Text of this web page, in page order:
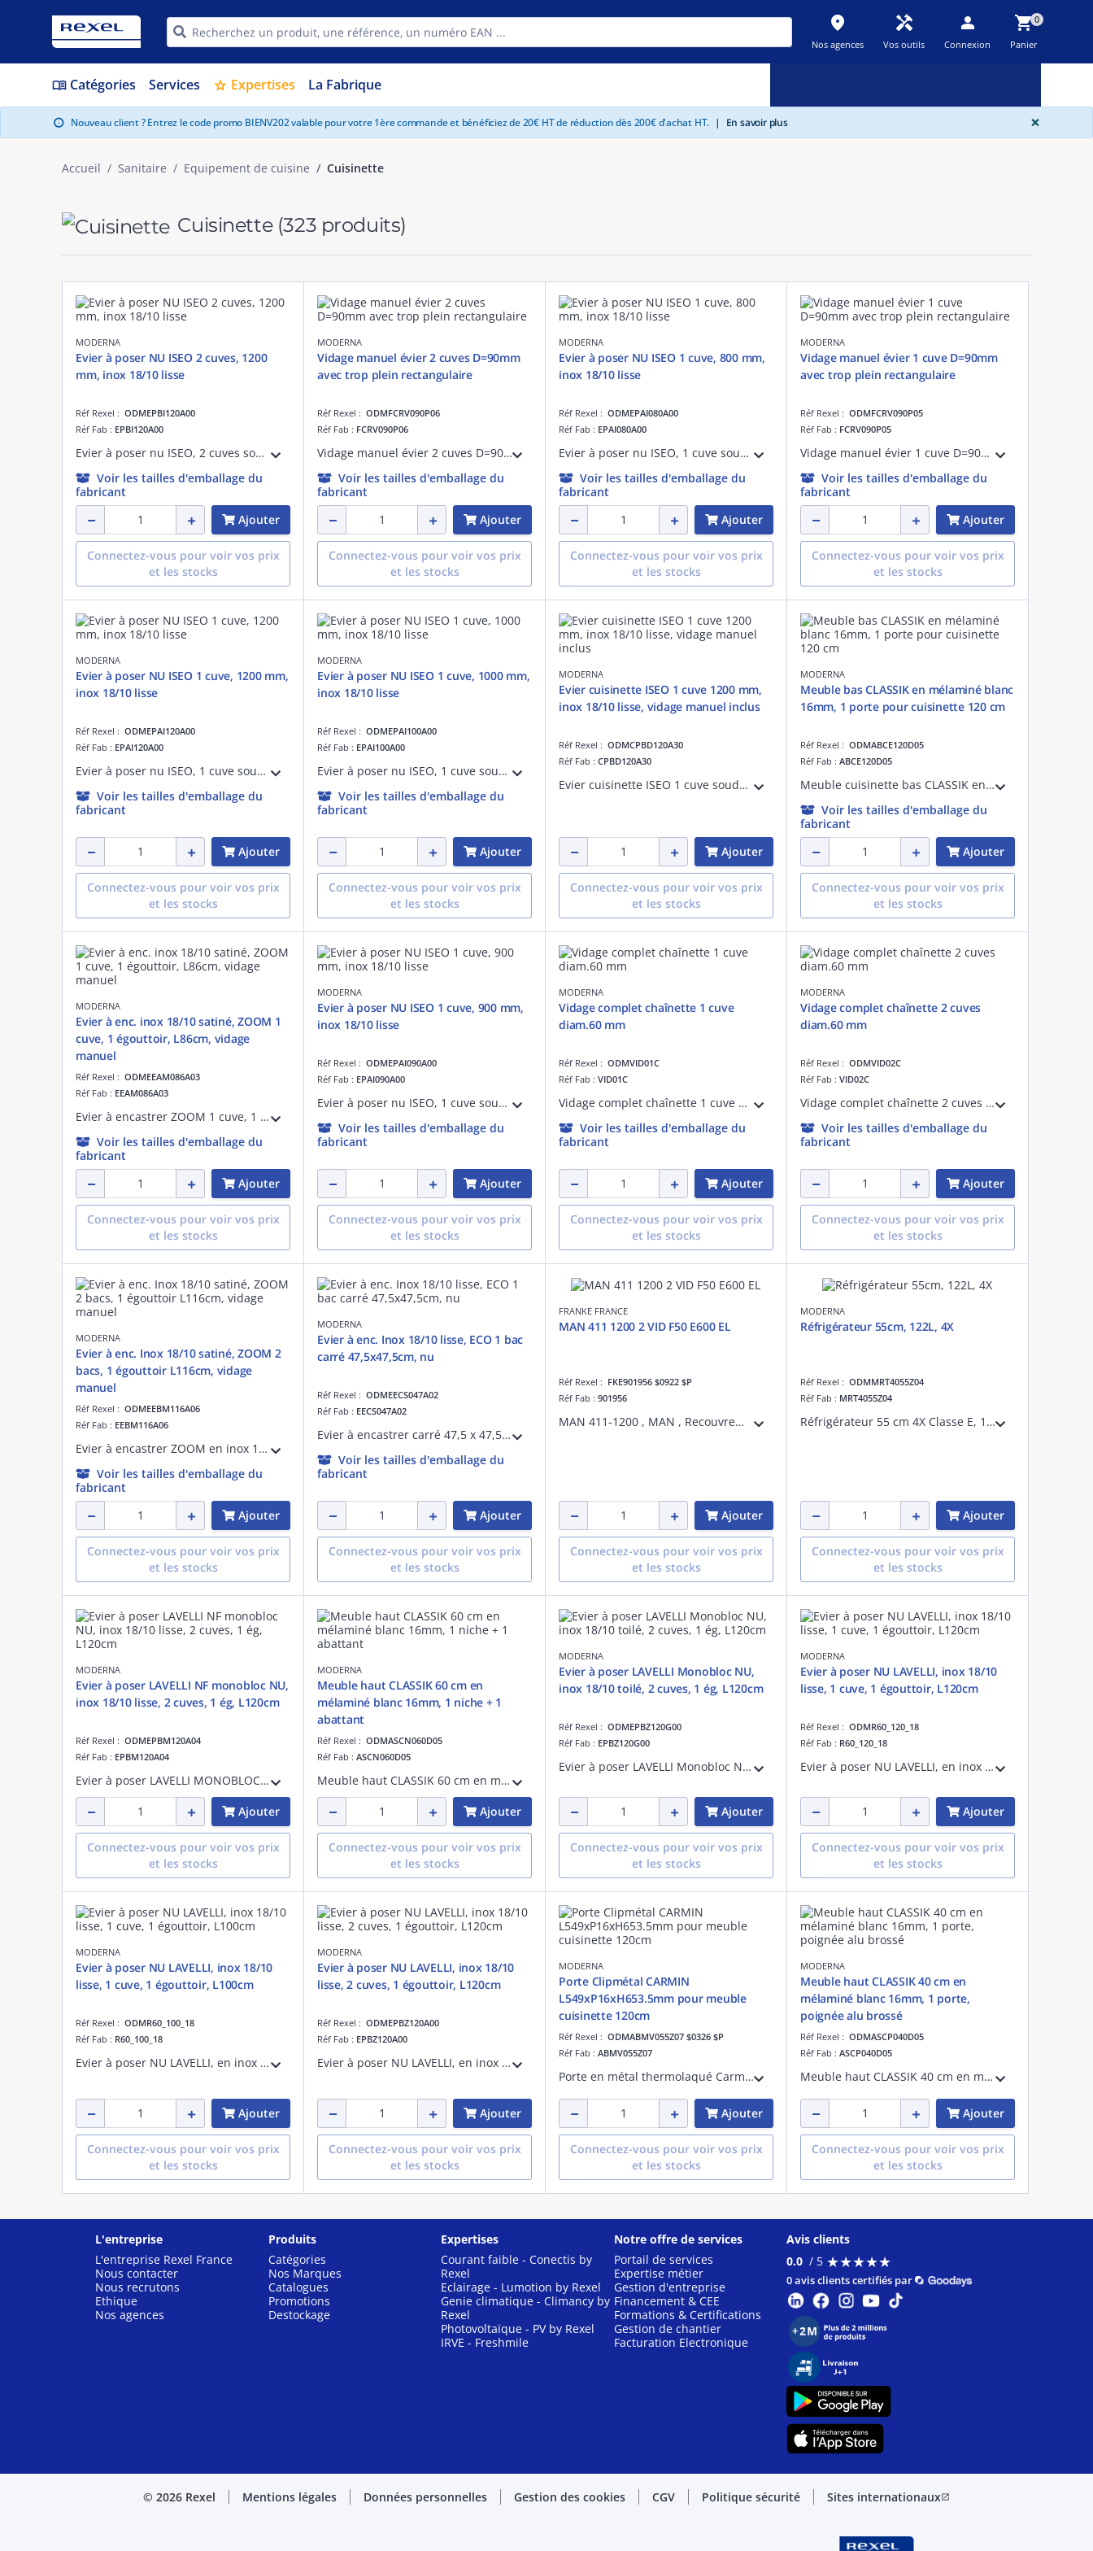
place
Nos agences
handyman
Vos outils
person
Connexion
shopping_cart0
Panier
menu_book Catégories Services star Expertises La Fabrique
info Nouveau client ? Entrez le code promo BIENV202 valable pour votre 1ère commande et bénéficiez de 20€ HT de réduction dès 200€ d'achat HT. | En savoir plus ×
Accueil Sanitaire Equipement de cuisine Cuisinette
Cuisinette (323 produits)
MODERNA
Evier à poser NU ISEO 2 cuves, 1200
mm, inox 18/10 lisse
Réf Rexel : ODMEPBI120A00
Réf Fab : EPBI120A00
Evier à poser nu ISEO, 2 cuves soudées, largeur 120 cm, hauteur 3 cm, en inox 18/10 lisse, perçage pour bonde de diamètre 90 mm, livré sans vidage.
Voir les tailles d'emballage du
fabricant
Ajouter
Connectez-vous pour voir vos prix
et les stocks
MODERNA
Vidage manuel évier 2 cuves D=90mm
avec trop plein rectangulaire
Réf Rexel : ODMFCRV090P06
Réf Fab : FCRV090P06
Vidage manuel évier 2 cuves D=90mm avec trop plein rectangulaire 48x25mm, 2 bondes à panier chromé, tuyau de trop plein souple L230mm, évacuation tuyau D=40mm, siphon à bol réduit et raccordement machine à laver ou lave-vaisselle
Voir les tailles d'emballage du
fabricant
Ajouter
Connectez-vous pour voir vos prix
et les stocks
MODERNA
Evier à poser NU ISEO 1 cuve, 800 mm,
inox 18/10 lisse
Réf Rexel : ODMEPAI080A00
Réf Fab : EPAI080A00
Evier à poser nu ISEO, 1 cuve soudée, largeur 80 cm, hauteur 3 cm, en inox 18/10 lisse, perçage pour bonde de diamètre 90 mm, livré sans vidage.
Voir les tailles d'emballage du
fabricant
Ajouter
Connectez-vous pour voir vos prix
et les stocks
MODERNA
Vidage manuel évier 1 cuve D=90mm
avec trop plein rectangulaire
Réf Rexel : ODMFCRV090P05
Réf Fab : FCRV090P05
Vidage manuel évier 1 cuve D=90mm avec trop plein rectangulaire 48x25mm, bonde à panier chromé, tuyau de trop plein souple L230mm, évacuation tuyau D=40mm, siphon à bol réduit et raccordement machine à laver ou lave-vaisselle
Voir les tailles d'emballage du
fabricant
Ajouter
Connectez-vous pour voir vos prix
et les stocks
MODERNA
Evier à poser NU ISEO 1 cuve, 1200 mm,
inox 18/10 lisse
Réf Rexel : ODMEPAI120A00
Réf Fab : EPAI120A00
Evier à poser nu ISEO, 1 cuve soudée, largeur 120 cm, hauteur 3 cm, en inox 18/10 lisse, perçage pour bonde de diamètre 90 mm, livré sans vidage.
Voir les tailles d'emballage du
fabricant
Ajouter
Connectez-vous pour voir vos prix
et les stocks
MODERNA
Evier à poser NU ISEO 1 cuve, 1000 mm,
inox 18/10 lisse
Réf Rexel : ODMEPAI100A00
Réf Fab : EPAI100A00
Evier à poser nu ISEO, 1 cuve soudée, largeur 100 cm, hauteur 3 cm, en inox 18/10 lisse, perçage pour bonde de diamètre 90 mm, livré sans vidage.
Voir les tailles d'emballage du
fabricant
Ajouter
Connectez-vous pour voir vos prix
et les stocks
MODERNA
Evier cuisinette ISEO 1 cuve 1200 mm,
inox 18/10 lisse, vidage manuel inclus
Réf Rexel : ODMCPBD120A30
Réf Fab : CPBD120A30
Evier cuisinette ISEO 1 cuve soudée, largeur 1200 mm, hauteur 5 cm, en inox LISSE, découpe pour domino, bonde à panier chromé D=90mm, vidage manuel complet avec raccord lave-vaisselle et siphon fournis
Ajouter
Connectez-vous pour voir vos prix
et les stocks
MODERNA
Meuble bas CLASSIK en mélaminé blanc
16mm, 1 porte pour cuisinette 120 cm
Réf Rexel : ODMABCE120D05
Réf Fab : ABCE120D05
Meuble cuisinette bas CLASSIK en mélaminé BLANC 16 mm pour cuisinette de 120cm,comprenant :1 porte +1 étagère pour caisson 60 cm, vérins de réglage et 1 niche pour réfrigérateur 48 ou 55 cm
Voir les tailles d'emballage du
fabricant
Ajouter
Connectez-vous pour voir vos prix
et les stocks
MODERNA
Evier à enc. inox 18/10 satiné, ZOOM 1
cuve, 1 égouttoir, L86cm, vidage
manuel
Réf Rexel : ODMEEAM086A03
Réf Fab : EEAM086A03
Evier à encastrer ZOOM 1 cuve, 1 égouttoir, en inox 18/10 SATINE, bonde panier diamètre 9 cm, vidage manuel, sans siphon
Voir les tailles d'emballage du
fabricant
Ajouter
Connectez-vous pour voir vos prix
et les stocks
MODERNA
Evier à poser NU ISEO 1 cuve, 900 mm,
inox 18/10 lisse
Réf Rexel : ODMEPAI090A00
Réf Fab : EPAI090A00
Evier à poser nu ISEO, 1 cuve soudée, largeur 90 cm, hauteur 3 cm, en inox 18/10 lisse, perçage pour bonde de diamètre 90 mm, livré sans vidage.
Voir les tailles d'emballage du
fabricant
Ajouter
Connectez-vous pour voir vos prix
et les stocks
MODERNA
Vidage complet chaînette 1 cuve
diam.60 mm
Réf Rexel : ODMVID01C
Réf Fab : VID01C
Vidage complet chaînette 1 cuve diam.60 mm
Voir les tailles d'emballage du
fabricant
Ajouter
Connectez-vous pour voir vos prix
et les stocks
MODERNA
Vidage complet chaînette 2 cuves
diam.60 mm
Réf Rexel : ODMVID02C
Réf Fab : VID02C
Vidage complet chaînette 2 cuves diam.60 mm
Voir les tailles d'emballage du
fabricant
Ajouter
Connectez-vous pour voir vos prix
et les stocks
MODERNA
Evier à enc. Inox 18/10 satiné, ZOOM 2
bacs, 1 égouttoir L116cm, vidage
manuel
Réf Rexel : ODMEEBM116A06
Réf Fab : EEBM116A06
Evier à encastrer ZOOM en inox 18/10 LISSE, 2 cuves, 1 égouttoir, bonde panier diamètre 9 cm, vidage manuel, sans siphon
Voir les tailles d'emballage du
fabricant
Ajouter
Connectez-vous pour voir vos prix
et les stocks
MODERNA
Evier à enc. Inox 18/10 lisse, ECO 1 bac
carré 47,5x47,5cm, nu
Réf Rexel : ODMEECS047A02
Réf Fab : EECS047A02
Evier à encastrer carré 47,5 x 47,5 cm, en inox 18/10 LISSE, ECO 1 cuve, trou de bonde diamètre 6 cm, livré sans vidage
Voir les tailles d'emballage du
fabricant
Ajouter
Connectez-vous pour voir vos prix
et les stocks
FRANKE FRANCE
MAN 411 1200 2 VID F50 E600 EL
Réf Rexel : FKE901956 $0922 $P
Réf Fab : 901956
MAN 411-1200 , MAN , Recouvrement INOX , INOX , 1 cuve , Avec égouttoir (réversible) , A poser , 1200x600mm , Vidage manuel , Bonde 70mm , Trop-plein , Déc. Domino 280x480mm , Pas d'info caisson , Non percé , FRANKE , Garantie 15 ans , Disp
Ajouter
Connectez-vous pour voir vos prix
et les stocks
MODERNA
Réfrigérateur 55cm, 122L, 4X
Réf Rexel : ODMMRT4055Z04
Réf Fab : MRT4055Z04
Réfrigérateur 55 cm 4X Classe E, 121L, compartiment congélateur 17L, dégivrage automatique, porte réversible, puissance : 101 Watts, tension 230V/50Hz, niveau sonore 40 dBA
Ajouter
Connectez-vous pour voir vos prix
et les stocks
MODERNA
Evier à poser LAVELLI NF monobloc NU,
inox 18/10 lisse, 2 cuves, 1 ég, L120cm
Réf Rexel : ODMEPBM120A04
Réf Fab : EPBM120A04
Evier à poser LAVELLI MONOBLOC NF NU, en inox LISSE, hauteur 3 cm, dim. 120x60 cm, 2 cuves, 1 égouttoir, trou pour bonde de diamètre 60 mm.Livré sans vidage.
Ajouter
Connectez-vous pour voir vos prix
et les stocks
MODERNA
Meuble haut CLASSIK 60 cm en
mélaminé blanc 16mm, 1 niche + 1
abattant
Réf Rexel : ODMASCN060D05
Réf Fab : ASCN060D05
Meuble haut CLASSIK 60 cm en mélaminé blanc 16mm, 1 niche + 1 abattant, poignée en aluminium brossé et vérins à gaz
Ajouter
Connectez-vous pour voir vos prix
et les stocks
MODERNA
Evier à poser LAVELLI Monobloc NU,
inox 18/10 toilé, 2 cuves, 1 ég, L120cm
Réf Rexel : ODMEPBZ120G00
Réf Fab : EPBZ120G00
Evier à poser LAVELLI Monobloc NU, en inox toilé, hauteur 3 cm, dim. 120x60 cm, 2 cuves soudées, 1 égouttoir, trou pour bonde de diamètre 60 mm. Livré sans vidage.
Ajouter
Connectez-vous pour voir vos prix
et les stocks
MODERNA
Evier à poser NU LAVELLI, inox 18/10
lisse, 1 cuve, 1 égouttoir, L120cm
Réf Rexel : ODMR60_120_18
Réf Fab : R60_120_18
Evier à poser NU LAVELLI, en inox LISSE, largeur 120 cm,hauteur 3 cm, 1 cuve soudée, 1 égouttoir, trou pour bonde de diamètre 60 mm. Livré sans vidage.
Ajouter
Connectez-vous pour voir vos prix
et les stocks
MODERNA
Evier à poser NU LAVELLI, inox 18/10
lisse, 1 cuve, 1 égouttoir, L100cm
Réf Rexel : ODMR60_100_18
Réf Fab : R60_100_18
Evier à poser NU LAVELLI, en inox LISSE, largeur 100 cm,hauteur 3 cm, 1 cuve soudée, 1 égouttoir, trou pour bonde de diamètre 60 mm. Livré sans vidage.
Ajouter
Connectez-vous pour voir vos prix
et les stocks
MODERNA
Evier à poser NU LAVELLI, inox 18/10
lisse, 2 cuves, 1 égouttoir, L120cm
Réf Rexel : ODMEPBZ120A00
Réf Fab : EPBZ120A00
Evier à poser NU LAVELLI, en inox LISSE, hauteur 3 cm, dim. 120x60 cm, 2 cuves soudées, 1 égouttoir, trou pour bonde de diamètre 60 mm. Livré sans vidage.
Ajouter
Connectez-vous pour voir vos prix
et les stocks
MODERNA
Porte Clipmétal CARMIN
L549xP16xH653.5mm pour meuble
cuisinette 120cm
Réf Rexel : ODMABMV055Z07 $0326 $P
Réf Fab : ABMV055Z07
Porte en métal thermolaqué Carmin pour meuble cuisinette CLIPMETAL COLOR en 120 cm. 1 Poignée 'fil.
Ajouter
Connectez-vous pour voir vos prix
et les stocks
MODERNA
Meuble haut CLASSIK 40 cm en
mélaminé blanc 16mm, 1 porte,
poignée alu brossé
Réf Rexel : ODMASCP040D05
Réf Fab : ASCP040D05
Meuble haut CLASSIK 40 cm en mélaminé blanc 16mm, 1 porte, poignée en aluminium brossé et charnières freinées clipsables
Ajouter
Connectez-vous pour voir vos prix
et les stocks
L'entreprise
L'entreprise Rexel France
Nous contacter
Nous recrutons
Ethique
Nos agences
Produits
Catégories
Nos Marques
Catalogues
Promotions
Destockage
Expertises
Courant faible - Conectis by
Rexel
Eclairage - Lumotion by Rexel
Genie climatique - Climancy by
Rexel
Photovoltaïque - PV by Rexel
IRVE - Freshmile
Notre offre de services
Portail de services
Expertise métier
Gestion d'entreprise
Financement & CEE
Formations & Certifications
Gestion de chantier
Facturation Electronique
Avis clients
0.0 / 5 ★★★★★
★★★★★
0 avis clients certifiés par
© 2026 Rexel Mentions légales Données personnelles Gestion des cookies CGV Politique sécurité Sites internationauxopen_in_new